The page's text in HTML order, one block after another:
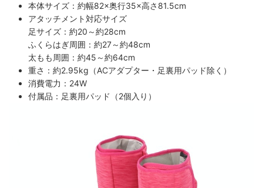
本体サイズ：約幅82×奥行35×高さ81.5cm
アタッチメント対応サイズ
足サイズ：約20～約28cm
ふくらはぎ周囲：約27～約48cm
太もも周囲：約45～約64cm
重さ：約2.95kg（ACアダプター・足裏用パッド除く）
消費電力：24W
付属品：足裏用パッド（2個入り）